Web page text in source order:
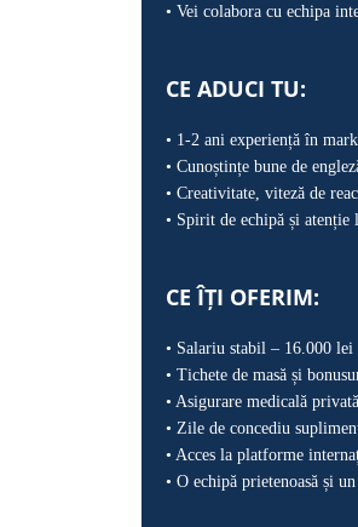
• Vei colabora cu echipa
CE ADUCI TU:
• 1-2 ani experiență în
• Cunoștințe bune de
• Creativitate, viteză de
• Spirit de echipă și atenție
CE ÎȚI OFERIM:
• Salariu stabil – 16.000 lei
• Tichete de masă și
• Asigurare medicală privată
• Zile de concediu
• Acces la platforme
• O echipă prietenoasă și